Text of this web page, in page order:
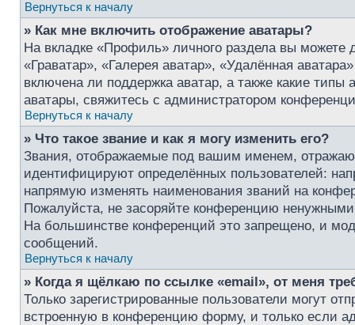
Вернуться к началу
» Как мне включить отображение аватары?
На вкладке «Профиль» личного раздела вы можете
«Граватар», «Галерея аватар», «Удалённая
включена ли поддержка аватар, а также какие
аватары, свяжитесь с администратором
Вернуться к началу
» Что такое звание и как я могу изменить его?
Звания, отображаемые под вашим именем,
идентифицируют определённых пользователей:
напрямую изменять наименования званий на
Пожалуйста, не засоряйте конференцию
На большинстве конференций это запрещено, и
сообщений.
Вернуться к началу
» Когда я щёлкаю по ссылке «email», от меня
Только зарегистрированные пользователи могут
встроенную в конференцию форму, и только если